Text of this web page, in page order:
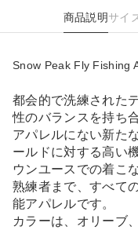
商品説明サイ
Snow Peak Fly Fishing
都会的で洗練された
性のバランスを持ち
アパレルにない新た
ールドに対する高い
ウンユースでの着こ
熟練者まで、すべて
能アパレルです。
カラーは、オリーブ